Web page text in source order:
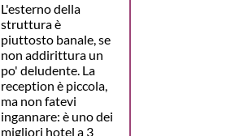
L'esterno della
struttura è
piuttosto banale, se
non addirittura un
po' deludente. La
reception è piccola,
ma non fatevi
ingannare: è uno dei
migliori hotel a 3